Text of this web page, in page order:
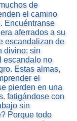
de
el camino
Encuéntranse
aferrados a su
escandalizan de
divino; sin
escandalo no
Estas almas,
el
pierden en una
fatigándose con
sin
Porque todo